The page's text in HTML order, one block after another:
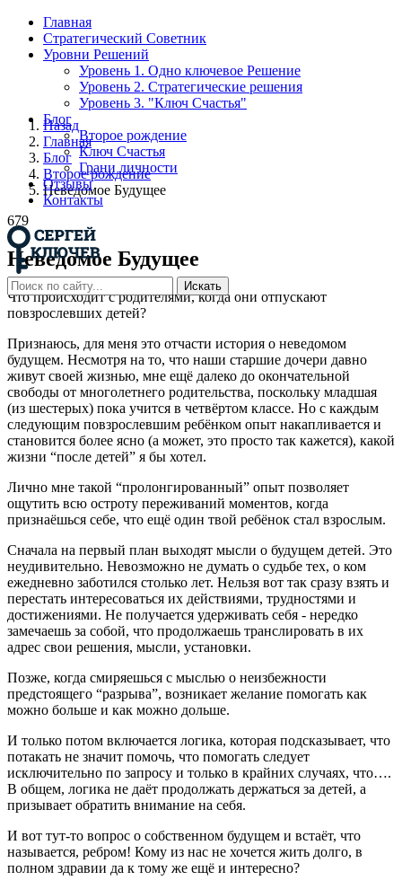
Главная
Стратегический Советник
Уровни Решений
Уровень 1. Одно ключевое Решение
Уровень 2. Стратегические решения
Уровень 3. "Ключ Счастья"
Блог
Второе рождение
Ключ Счастья
Грани личности
Отзывы
Контакты
Искать
Назад
Главная
Блог
Второе рождение
Неведомое Будущее
679
Неведомое Будущее
Что происходит с родителями, когда они отпускают
повзрослевших детей?
Признаюсь, для меня это отчасти история о неведомом
будущем. Несмотря на то, что наши старшие дочери давно
живут своей жизнью, мне ещё далеко до окончательной
свободы от многолетнего родительства, поскольку младшая
(из шестерых) пока учится в четвёртом классе. Но с каждым
следующим повзрослевшим ребёнком опыт накапливается и
становится более ясно (а может, это просто так кажется), какой
жизни “после детей” я бы хотел.
Лично мне такой “пролонгированный” опыт позволяет
ощутить всю остроту переживаний моментов, когда
признаёшься себе, что ещё один твой ребёнок стал взрослым.
Сначала на первый план выходят мысли о будущем детей. Это
неудивительно. Невозможно не думать о судьбе тех, о ком
ежедневно заботился столько лет. Нельзя вот так сразу взять и
перестать интересоваться их действиями, трудностями и
достижениями. Не получается удерживать себя - нередко
замечаешь за собой, что продолжаешь транслировать в их
адрес свои решения, мысли, установки.
Позже, когда смиряешься с мыслью о неизбежности
предстоящего “разрыва”, возникает желание помогать как
можно больше и как можно дольше.
И только потом включается логика, которая подсказывает, что
потакать не значит помочь, что помогать следует
исключительно по запросу и только в крайних случаях, что….
В общем, логика не даёт продолжать держаться за детей, а
призывает обратить внимание на себя.
И вот тут-то вопрос о собственном будущем и встаёт, что
называется, ребром! Кому из нас не хочется жить долго, в
полном здравии да к тому же ещё и интересно?